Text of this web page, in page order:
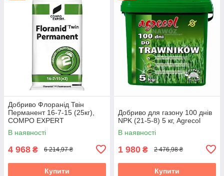
Добриво Флоранід Твін
Перманент 16-7-15 (25кг),
COMPO EXPERT
В наявності
4 968 ₴ 6 214,97 ₴
Купити
Добриво для газону 100 днів
NPK (21-5-8) 5 кг, Agrecol
В наявності
1 980 ₴ 2 476,98 ₴
Купити